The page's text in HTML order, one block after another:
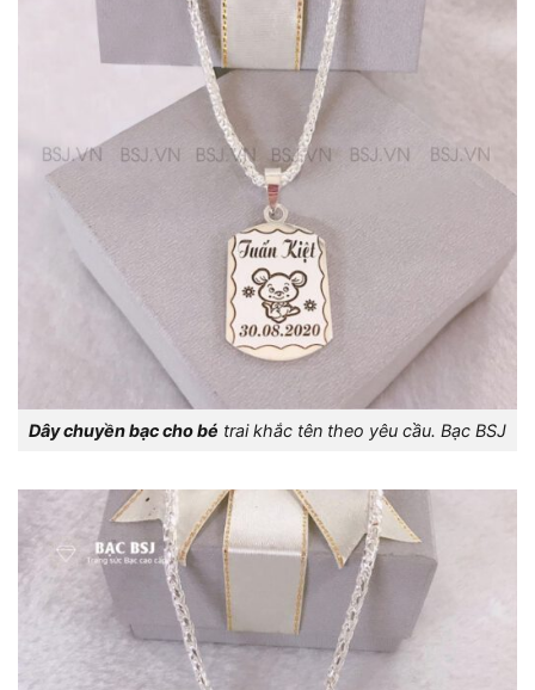
Dây chuyền bạc cho bé trai khắc tên theo yêu cầu. Bạc BSJ